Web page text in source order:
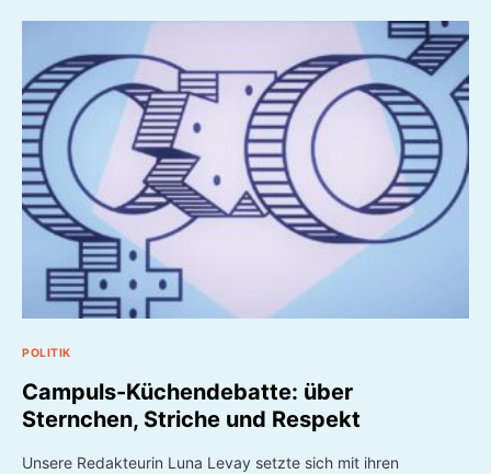
POLITIK
Campuls-Küchendebatte: über
Sternchen, Striche und Respekt
Unsere Redakteurin Luna Levay setzte sich mit ihren